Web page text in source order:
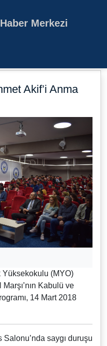
Haber Merkezi
Akif’i Anma
Yüksekokulu (MYO)
Kabulü ve
14 Mart 2018
saygı duruşu